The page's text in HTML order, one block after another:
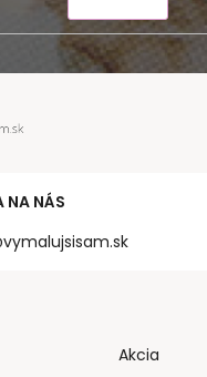
NA NÁS
Akcia